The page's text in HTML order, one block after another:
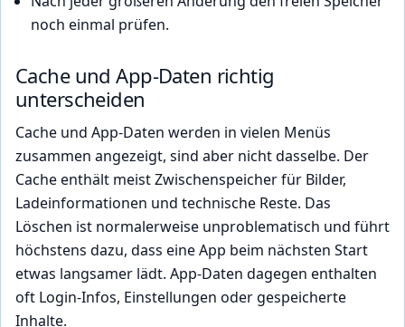
noch einmal prüfen.
Cache und App-Daten richtig
unterscheiden
Cache und App-Daten werden in vielen Menüs
zusammen angezeigt, sind aber nicht dasselbe. Der
Cache enthält meist Zwischenspeicher für Bilder,
Ladeinformationen und technische Reste. Das
Löschen ist normalerweise unproblematisch und führt
höchstens dazu, dass eine App beim nächsten Start
etwas langsamer lädt. App-Daten dagegen enthalten
oft Login-Infos, Einstellungen oder gespeicherte
Inhalte.